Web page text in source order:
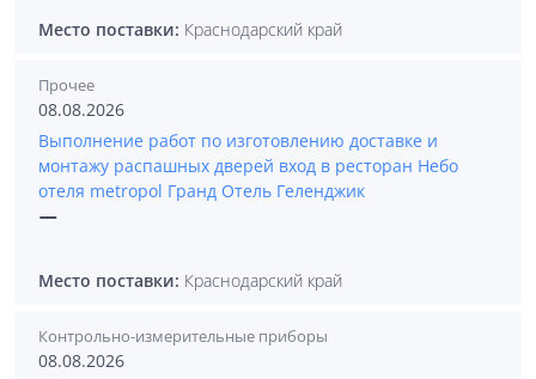
Место поставки: Краснодарский край
Прочее
08.08.2026
Выполнение работ по изготовлению доставке и
монтажу распашных дверей вход в ресторан Небо
отеля metropol Гранд Отель Геленджик
—
Место поставки: Краснодарский край
Контрольно-измерительные приборы
08.08.2026